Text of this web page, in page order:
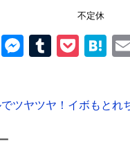
不定休
LineMessenger
Tumblr
ゲーション
ツヤツヤ！イボもとれ